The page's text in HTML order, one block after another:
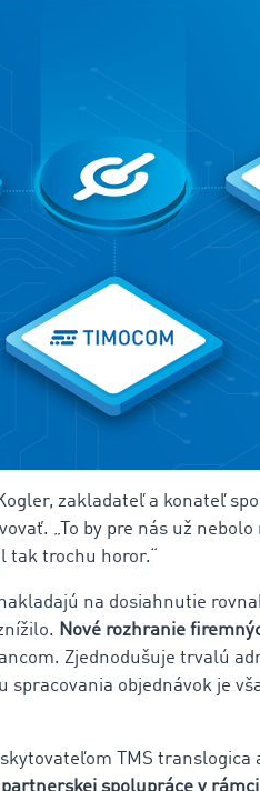
zakladateľ a konateľ
„To by pre nás už
tak trochu horor.“
na dosiahnutie
Nové rozhranie
Zjednodušuje trvalú
spracovania objednávok je
TMS translogica